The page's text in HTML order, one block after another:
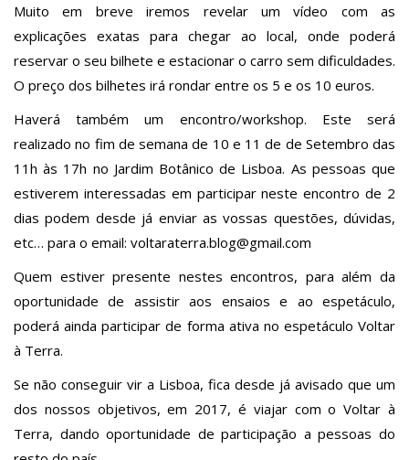
Muito em breve iremos revelar um vídeo com as
explicações exatas para chegar ao local, onde poderá
reservar o seu bilhete e estacionar o carro sem dificuldades.
O preço dos bilhetes irá rondar entre os 5 e os 10 euros.
Haverá também um encontro/workshop. Este será
realizado no fim de semana de 10 e 11 de de Setembro das
11h às 17h no Jardim Botânico de Lisboa. As pessoas que
estiverem interessadas em participar neste encontro de 2
dias podem desde já enviar as vossas questões, dúvidas,
etc… para o email: voltaraterra.blog@gmail.com
Quem estiver presente nestes encontros, para além da
oportunidade de assistir aos ensaios e ao espetáculo,
poderá ainda participar de forma ativa no espetáculo Voltar
à Terra.
Se não conseguir vir a Lisboa, fica desde já avisado que um
dos nossos objetivos, em 2017, é viajar com o Voltar à
Terra, dando oportunidade de participação a pessoas do